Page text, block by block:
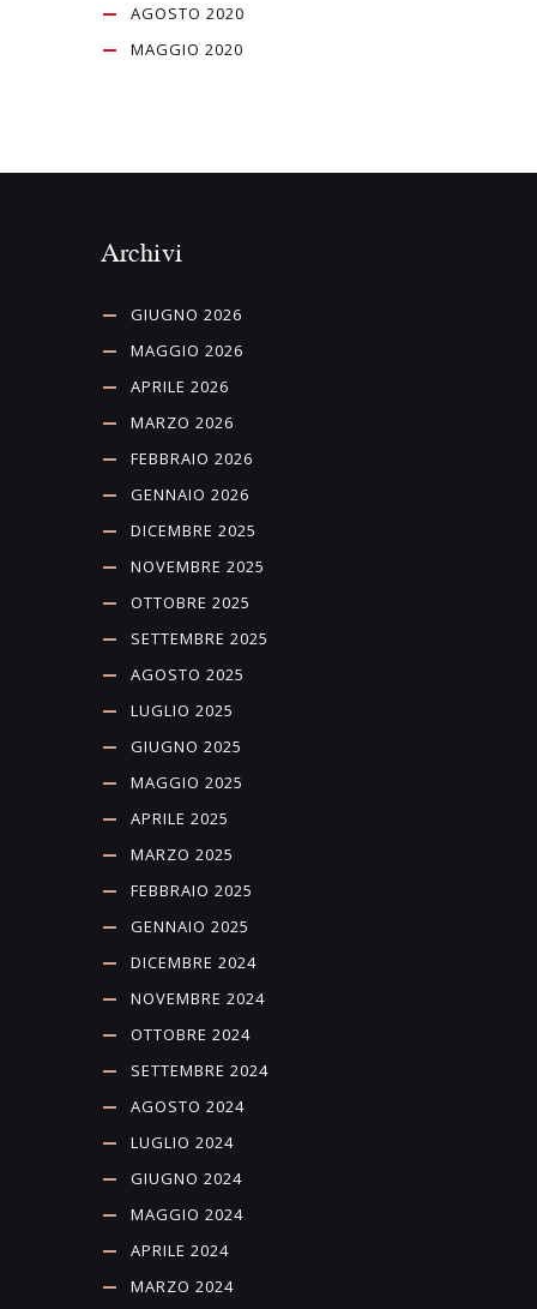
AGOSTO 2020
MAGGIO 2020
Archivi
GIUGNO 2026
MAGGIO 2026
APRILE 2026
MARZO 2026
FEBBRAIO 2026
GENNAIO 2026
DICEMBRE 2025
NOVEMBRE 2025
OTTOBRE 2025
SETTEMBRE 2025
AGOSTO 2025
LUGLIO 2025
GIUGNO 2025
MAGGIO 2025
APRILE 2025
MARZO 2025
FEBBRAIO 2025
GENNAIO 2025
DICEMBRE 2024
NOVEMBRE 2024
OTTOBRE 2024
SETTEMBRE 2024
AGOSTO 2024
LUGLIO 2024
GIUGNO 2024
MAGGIO 2024
APRILE 2024
MARZO 2024